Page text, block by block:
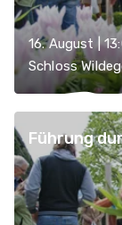
16. August |
Schloss
Führung